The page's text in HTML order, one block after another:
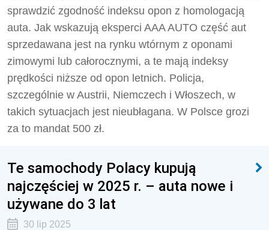
sprawdzić zgodność indeksu opon z homologacją
auta. Jak wskazują eksperci AAA AUTO część aut
sprzedawana jest na rynku wtórnym z oponami
zimowymi lub całorocznymi, a te mają indeksy
prędkości niższe od opon letnich. Policja,
szczególnie w Austrii, Niemczech i Włoszech, w
takich sytuacjach jest nieubłagana. W Polsce grozi
za to mandat 500 zł.
Te samochody Polacy kupują
najczęściej w 2025 r. – auta nowe i
używane do 3 lat
30 lip 2025